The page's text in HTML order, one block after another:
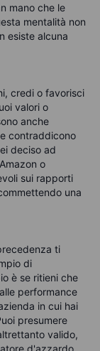
mano che le
mentalità non
esiste alcuna
credi o favorisci
valori o
anche
contraddicono
deciso ad
o
sui rapporti
una
ti
di
è se ritieni che
performance
in cui hai
presumere
valido,
d'azzardo,